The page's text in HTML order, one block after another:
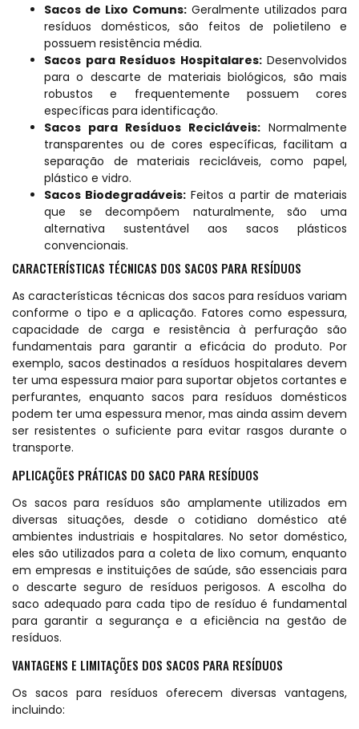
Sacos de Lixo Comuns: Geralmente utilizados para
resíduos domésticos, são feitos de polietileno e
possuem resistência média.
Sacos para Resíduos Hospitalares:Desenvolvidos
para o descarte de materiais biológicos, são mais
robustos e frequentemente possuem cores
específicas para identificação.
Sacos para Resíduos Recicláveis: Normalmente
transparentes ou de cores específicas, facilitam a
separação de materiais recicláveis, como papel,
plástico e vidro.
Sacos Biodegradáveis: Feitos a partir de materiais
que se decompõem naturalmente, são uma
alternativa sustentável aos sacos plásticos
convencionais.
CARACTERÍSTICAS TÉCNICAS DOS SACOS PARA RESÍDUOS
As características técnicas dos sacos para resíduos variam
conforme o tipo e a aplicação. Fatores como espessura,
capacidade de carga e resistência à perfuração são
fundamentais para garantir a eficácia do produto. Por
exemplo, sacos destinados a resíduos hospitalares devem
ter uma espessura maior para suportar objetos cortantes e
perfurantes, enquanto sacos para resíduos domésticos
podem ter uma espessura menor, mas ainda assim devem
ser resistentes o suficiente para evitar rasgos durante o
transporte.
APLICAÇÕES PRÁTICAS DO SACO PARA RESÍDUOS
Os sacos para resíduos são amplamente utilizados em
diversas situações, desde o cotidiano doméstico até
ambientes industriais e hospitalares. No setor doméstico,
eles são utilizados para a coleta de lixo comum, enquanto
em empresas e instituições de saúde, são essenciais para
o descarte seguro de resíduos perigosos. A escolha do
saco adequado para cada tipo de resíduo é fundamental
para garantir a segurança e a eficiência na gestão de
resíduos.
VANTAGENS E LIMITAÇÕES DOS SACOS PARA RESÍDUOS
Os sacos para resíduos oferecem diversas vantagens,
incluindo: